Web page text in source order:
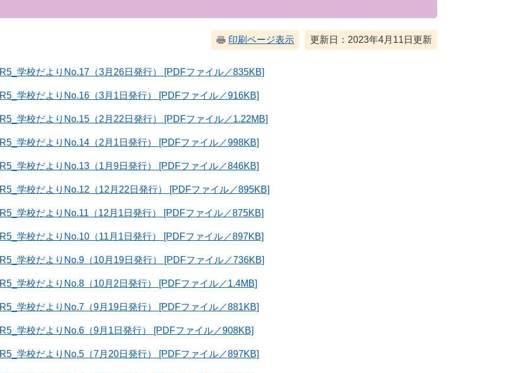
印刷ページ表示 更新日：2023年4月11日更新
R5_学校だよりNo.17（3月26日発行） [PDFファイル／835KB]
R5_学校だよりNo.16（3月1日発行） [PDFファイル／916KB]
R5_学校だよりNo.15（2月22日発行） [PDFファイル／1.22MB]
R5_学校だよりNo.14（2月1日発行） [PDFファイル／998KB]
R5_学校だよりNo.13（1月9日発行） [PDFファイル／846KB]
R5_学校だよりNo.12（12月22日発行） [PDFファイル／895KB]
R5_学校だよりNo.11（12月1日発行） [PDFファイル／875KB]
R5_学校だよりNo.10（11月1日発行） [PDFファイル／897KB]
R5_学校だよりNo.9（10月19日発行） [PDFファイル／736KB]
R5_学校だよりNo.8（10月2日発行） [PDFファイル／1.4MB]
R5_学校だよりNo.7（9月19日発行） [PDFファイル／881KB]
R5_学校だよりNo.6（9月1日発行） [PDFファイル／908KB]
R5_学校だよりNo.5（7月20日発行） [PDFファイル／897KB]